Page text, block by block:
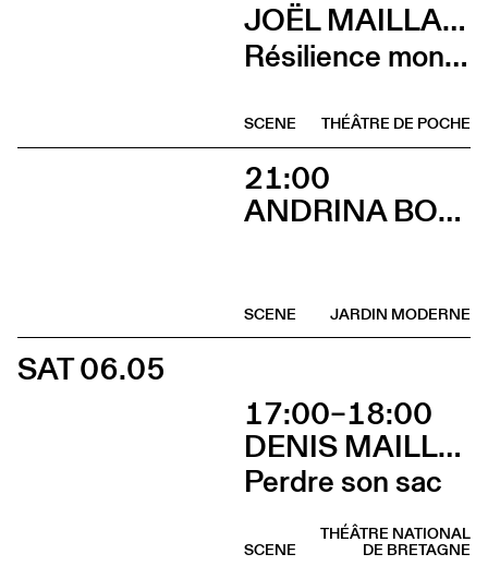
JOËL MAILLARD
Résilience mon cul
THÉÂTRE DE POCHE
SCENE
21:00
ANDRINA BOLLINGER
JARDIN MODERNE
SCENE
SAT 06.05
17:00–18:00
DENIS MAILLEFER ET PASCAL RAMBERT AVEC LOLA GIOUSSE
Perdre son sac
THÉÂTRE NATIONAL
DE BRETAGNE
SCENE